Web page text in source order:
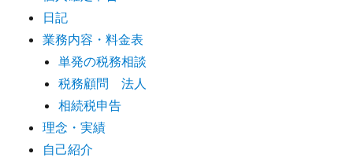
日記
業務内容・料金表
単発の税務相談
税務顧問 法人
相続税申告
理念・実績
自己紹介